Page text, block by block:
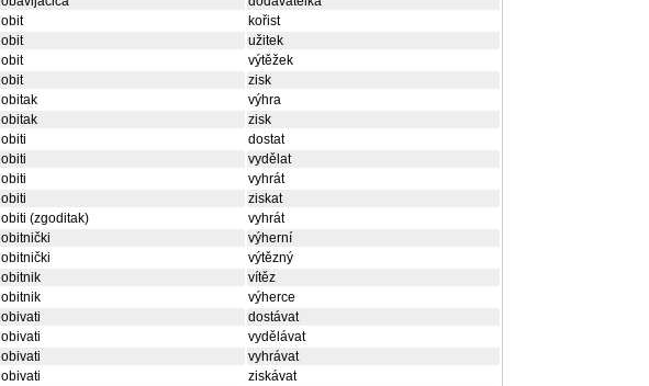
kořist
užitek
výtěžek
zisk
výhra
zisk
dostat
vydělat
vyhrát
ziskat
(zgoditak)
vyhrát
výherní
výtězný
vítěz
výherce
dostávat
vydělávat
vyhrávat
ziskávat